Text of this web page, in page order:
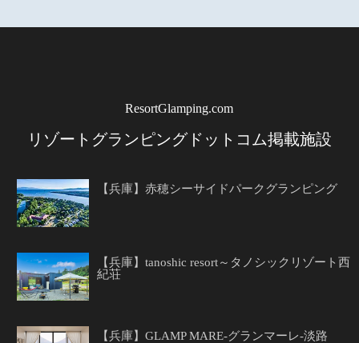
ResortGlamping.com
リゾートグランピングドットコム掲載施設
【兵庫】赤穂シーサイドパークグランピング
【兵庫】tanoshic resort～タノシックリゾート西
紀荘
【兵庫】GLAMP MARE-グランマーレ-淡路